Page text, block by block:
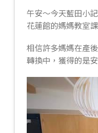
午安～今天藍田小
花蓮館的媽媽教室
相信許多媽媽在產
轉換中，獲得的是